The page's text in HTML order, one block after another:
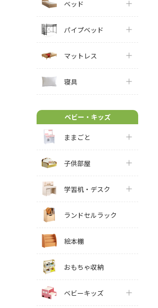
ベッド
パイプベッド
マットレス
寝具
ベビー・キッズ
ままごと
子供部屋
学習机・デスク
ランドセルラック
絵本棚
おもちゃ収納
ベビーキッズ